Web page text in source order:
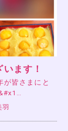
ます！
が皆さまにと
羽